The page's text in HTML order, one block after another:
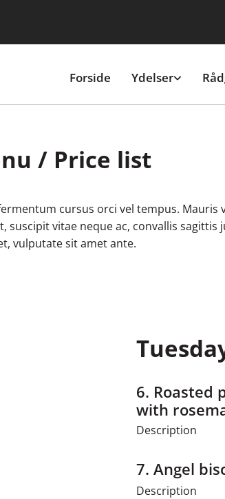
Forside Ydelser
/ Price list
cursus orci vel tempus. Mauris
vitae neque ac, convallis
vulputate sit amet ante.
6. Roasted
with
Description
7. Angel
Description